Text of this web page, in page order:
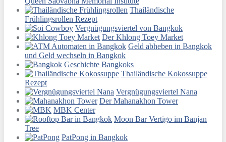
Thailändische
Frühlingsrollen Rezept
Vergnügungsviertel von Bangkok
Der Khlong Toey Market
Geld abheben in Bangkok
und Geld wechseln in Bangkok
Geschichte Bangkoks
Thailändische Kokossuppe
Rezept
Vergnügungsviertel Nana
Der Mahanakhon Tower
MBK Center
Moon Bar Vertigo im Banjan
Tree
PatPong in Bangkok